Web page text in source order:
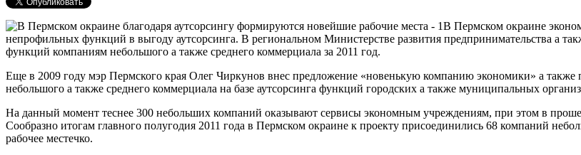
В Пермском окраине
непрофильных функций в выгоду аутсорсинга. В региональном Министерстве развития предпринимательства а
функций компаниям небольшого а также среднего коммерциала за 2011 год.
Еще в 2009 году мэр Пермского края Олег Чиркунов внес предложение «новенькую компанию экономики» а также
небольшого а также среднего коммерциала на базе аутсорсинга функций городских а также муниципальных
На данный момент теснее 300 небольших компаний оказывают сервисы экономным учреждениям, при этом в
Сообразно итогам главного полугодия 2011 года в Пермском окраине к проекту присоединились 68 компаний
рабочее местечко.